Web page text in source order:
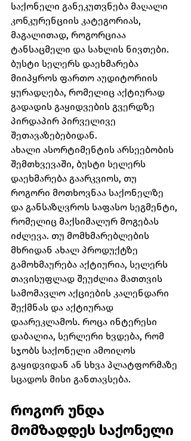
საქონელი განეკუთვნება მაღალი
კონკურენციის კატეგორიას,
მაგალითად, როგორციაა
ტანსაცმელი და სახლის ნივთები.
ბუსტი სელერს დაეხმარება
მიიპყროს ფართო აუდიტორიის
ყურადღება, რომელიც აქტიურად
გადადის გაყიდვების გვერდზე
პირდაპირ პირველივე
შეთავაზებებიდან.
ახალი ასორტიმენტის არსეებობის
შემთხვევაში, ბუსტი სელერს
დაეხმარება გაარკვიოს, თუ
როგორი მოთხოვნაა საქონელზე
და განსაზღვროს საფასო სეგმენტი,
რომელიც მაქსიმალურ მოგებას
იძლევა. თუ მომხმარებლების
მხრიდან ახალ პროდუქტზე
გამოხმაურება აქტიურია, სელერს
თავისუფლად შეუძლია მათთვის
სამომავლო აქციების კალენდარი
შექმნას და აქტიურად
დაარეკლამოს. როცა ინტერესი
დაბალია, სერლერი ხვდება, რომ
სჯობს საქონელი ამოიღოს
გაყიდვიდან ან სხვა პლატფორმაზე
სცადოს მისი განთავსება.
როგორ უნდა
მომზადდეს საქონელი